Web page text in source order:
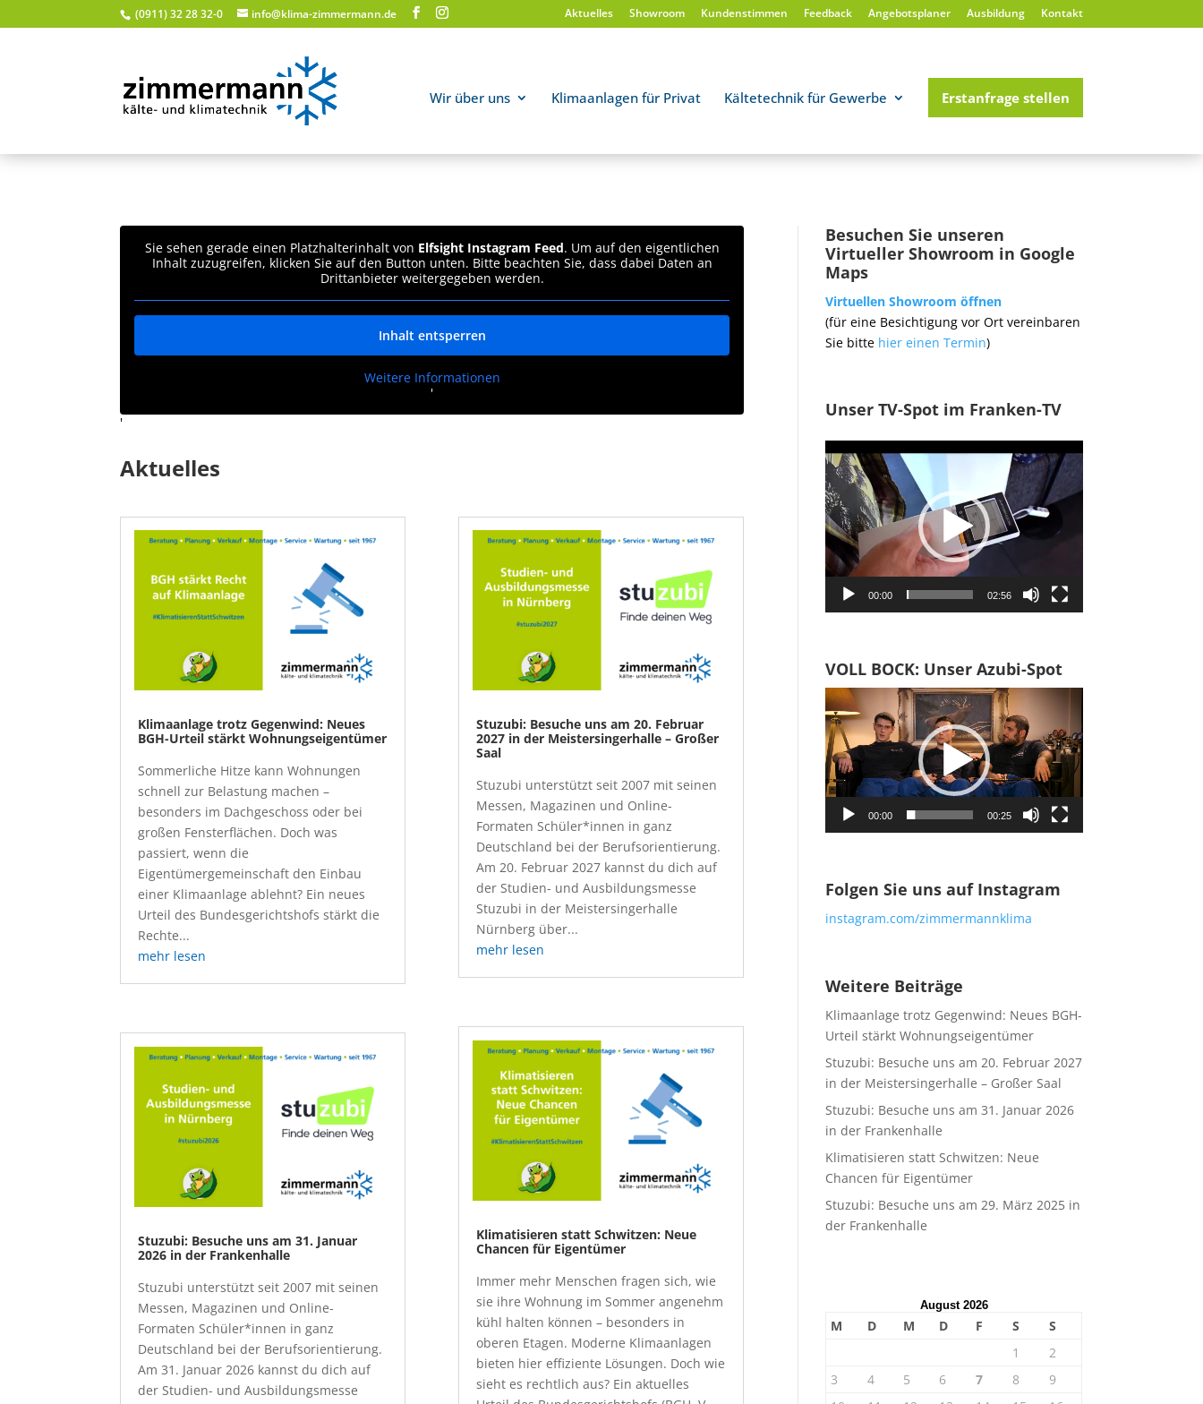
(0911) 32 28 32-0 info@klima-zimmermann.de Aktuelles Showroom Kundenstimmen Feedback Angebotsplaner Ausbildung Kontakt
Wir über uns Klimaanlagen für Privat Kältetechnik für Gewerbe Erstanfrage stellen
Sie sehen gerade einen Platzhalterinhalt von Elfsight Instagram Feed. Um auf den eigentlichen
Inhalt zuzugreifen, klicken Sie auf den Button unten. Bitte beachten Sie, dass dabei Daten an
Drittanbieter weitergegeben werden.
Inhalt entsperren
Weitere Informationen
'
'
Aktuelles
Klimaanlage trotz Gegenwind: Neues
BGH-Urteil stärkt Wohnungseigentümer
Sommerliche Hitze kann Wohnungen
schnell zur Belastung machen –
besonders im Dachgeschoss oder bei
großen Fensterflächen. Doch was
passiert, wenn die
Eigentümergemeinschaft den Einbau
einer Klimaanlage ablehnt? Ein neues
Urteil des Bundesgerichtshofs stärkt die
Rechte...
mehr lesen
Stuzubi: Besuche uns am 31. Januar
2026 in der Frankenhalle
Stuzubi unterstützt seit 2007 mit seinen
Messen, Magazinen und Online-
Formaten Schüler*innen in ganz
Deutschland bei der Berufsorientierung.
Am 31. Januar 2026 kannst du dich auf
der Studien- und Ausbildungsmesse
Stuzubi: Besuche uns am 20. Februar
2027 in der Meistersingerhalle – Großer
Saal
Stuzubi unterstützt seit 2007 mit seinen
Messen, Magazinen und Online-
Formaten Schüler*innen in ganz
Deutschland bei der Berufsorientierung.
Am 20. Februar 2027 kannst du dich auf
der Studien- und Ausbildungsmesse
Stuzubi in der Meistersingerhalle
Nürnberg über...
mehr lesen
Klimatisieren statt Schwitzen: Neue
Chancen für Eigentümer
Immer mehr Menschen fragen sich, wie
sie ihre Wohnung im Sommer angenehm
kühl halten können – besonders in
oberen Etagen. Moderne Klimaanlagen
bieten hier effiziente Lösungen. Doch wie
sieht es rechtlich aus? Ein aktuelles
Besuchen Sie unseren
Virtueller Showroom in Google
Maps
Virtuellen Showroom öffnen
(für eine Besichtigung vor Ort vereinbaren
Sie bitte hier einen Termin)
Unser TV-Spot im Franken-TV
Video-
Player
00:00 02:56
VOLL BOCK: Unser Azubi-Spot
Video-
Player
00:00 00:25
Folgen Sie uns auf Instagram
instagram.com/zimmermannklima
Weitere Beiträge
Klimaanlage trotz Gegenwind: Neues BGH-
Urteil stärkt Wohnungseigentümer
Stuzubi: Besuche uns am 20. Februar 2027
in der Meistersingerhalle – Großer Saal
Stuzubi: Besuche uns am 31. Januar 2026
in der Frankenhalle
Klimatisieren statt Schwitzen: Neue
Chancen für Eigentümer
Stuzubi: Besuche uns am 29. März 2025 in
der Frankenhalle
August 2026
M D M D F S
S
1
2
3
4 5 6 7 8
9